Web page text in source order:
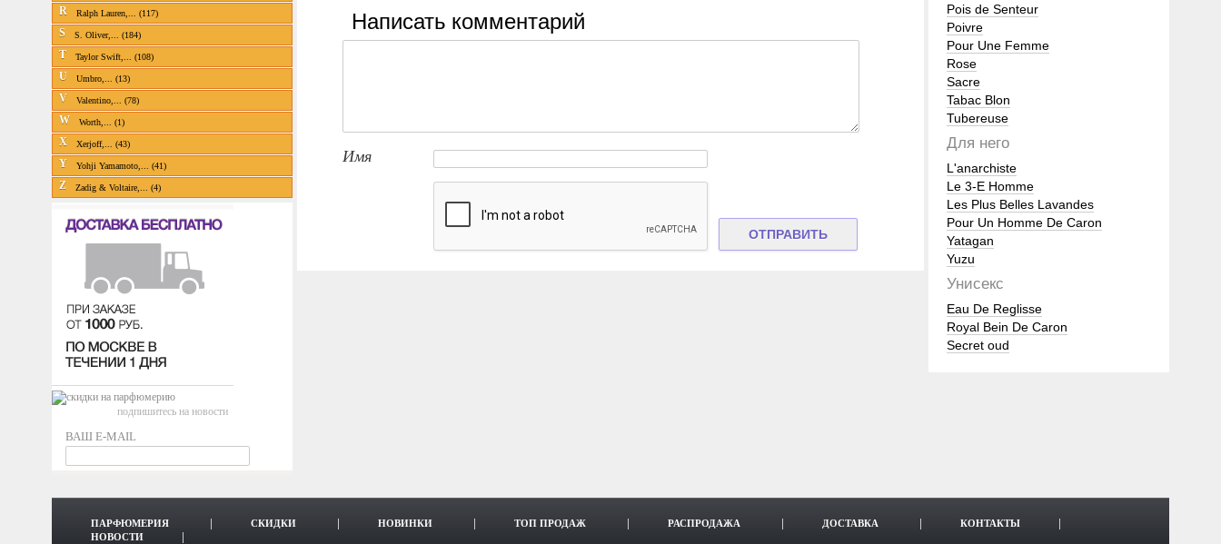
R Ralph Lauren,... (117)
S S. Oliver,... (184)
T Taylor Swift,... (108)
U Umbro,... (13)
V Valentino,... (78)
W Worth,... (1)
X Xerjoff,... (43)
Y Yohji Yamamoto,... (41)
Z Zadig & Voltaire,... (4)
подпишитесь на новости
ВАШ E-MAIL
Написать комментарий
Имя
Pois de Senteur
Poivre
Pour Une Femme
Rose
Sacre
Tabac Blon
Tubereuse
Для него
L'anarchiste
Le 3-E Homme
Les Plus Belles Lavandes
Pour Un Homme De Caron
Yatagan
Yuzu
Унисекс
Eau De Reglisse
Royal Bein De Caron
Secret oud
ПАРФЮМЕРИЯ СКИДКИ НОВИНКИ ТОП ПРОДАЖ РАСПРОДАЖА ДОСТАВКА
КОНТАКТЫ
НОВОСТИ